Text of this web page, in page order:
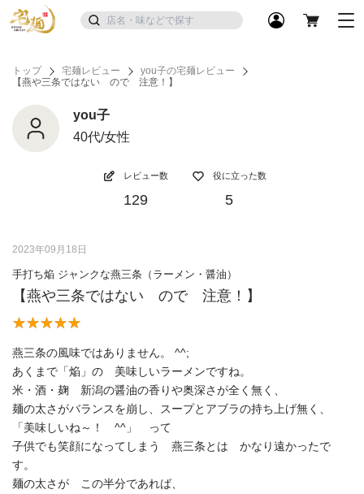
トップ 宅麺レビュー
you子の宅麺レビュー
【燕や三条ではない ので 注意！】
you子
40代/女性
レビュー数
129
役に立った数
5
2023年09月18日
手打ち焔 ジャンクな燕三条（ラーメン・醤油）
【燕や三条ではない ので 注意！】
燕三条の風味ではありません。 ^^;
あくまで「焔」の 美味しいラーメンですね。
米・酒・麹 新潟の醤油の香りや奥深さが全く無く、
麺の太さがバランスを崩し、スープとアブラの持ち上げ無く、
「美味しいね～！ ^^」 って
子供でも笑顔になってしまう 燕三条とは かなり遠かったで
す。
麺の太さが この半分であれば、